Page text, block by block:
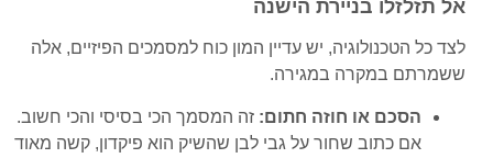
אל תזלזלו בניירת הישנה
לצד כל הטכנולוגיה, יש עדיין המון כוח למסמכים הפיזיים, אלה
ששמרתם במקרה במגירה.
הסכם או חוזה חתום: זה המסמך הכי בסיסי והכי חשוב.
אם כתוב שחור על גבי לבן שהשיק הוא פיקדון, קשה מאוד